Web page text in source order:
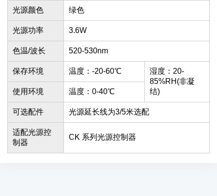
光源颜色 绿色
光源功率 3.6W
色温/波长 520-530nm
保存环境 温度：-20-60℃
湿度：20-
85%RH(非凝
结)
使用环境 温度：0-40℃
可选配件 光源延长线为3/5米选配
适配光源控
制器
CK 系列光源控制器